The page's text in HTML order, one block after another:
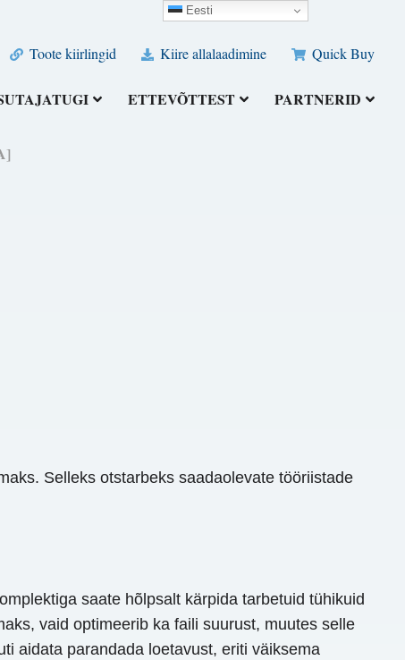
Toote kiirlingid Kiire allalaadimine Quick Buy
ETTEVÕTTEST PARTNERID
Selleks otstarbeks saadaolevate tööriistade
saate hõlpsalt kärpida tarbetuid tühikuid
vaid optimeerib ka faili suurust, muutes selle
aidata parandada loetavust, eriti väiksema
Eesti